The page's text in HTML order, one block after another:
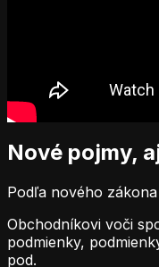
Nové pojmy,
Podľa nového
Obchodníkovi voči
podmienky,
pod.